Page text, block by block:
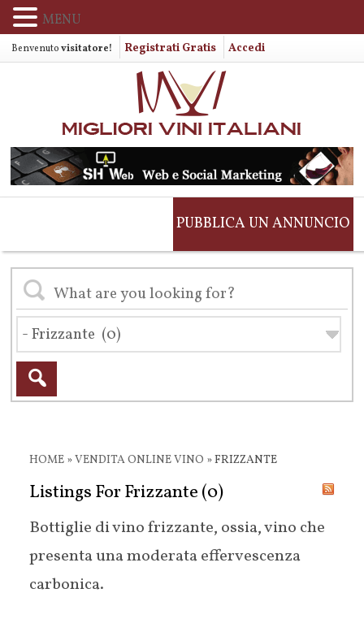
Benvenutovisitatore! Registrati Gratis Accedi
PUBBLICA UN ANNUNCIO
HOME »VENDITA ONLINE VINO »FRIZZANTE
Listings For Frizzante (0)
Bottiglie di vino frizzante, ossia, vino che
presenta una moderata effervescenza
carbonica.
MENU